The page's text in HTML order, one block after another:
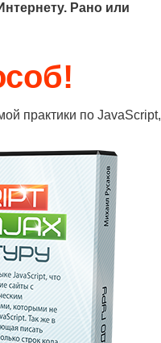
Рано или
практики по JavaScript,